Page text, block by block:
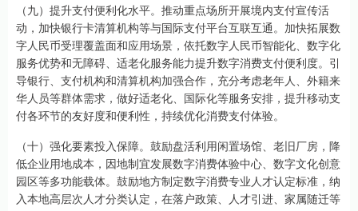
（九）提升支付便利化水平。推动重点场所开展境内支付宣传活
动，加快银行卡清算机构等与国际支付平台互联互通。加快拓展数
字人民币受理覆盖面和应用场景，依托数字人民币智能化、数字化
服务优势和无障碍、适老化服务能力提升数字消费支付便利度。引
导银行、支付机构和清算机构加强合作，充分考虑老年人、外籍来
华人员等群体需求，做好适老化、国际化等服务安排，提升移动支
付各环节的友好度和便利性，持续优化消费支付体验。
（十）强化要素投入保障。鼓励盘活利用闲置场馆、老旧厂房，降
低企业用地成本，因地制宜发展数字消费体验中心、数字文化创意
园区等多功能载体。鼓励地方制定数字消费专业人才认定标准，纳
入本地高层次人才分类认定，在落户政策、人才引进、家属随迁等